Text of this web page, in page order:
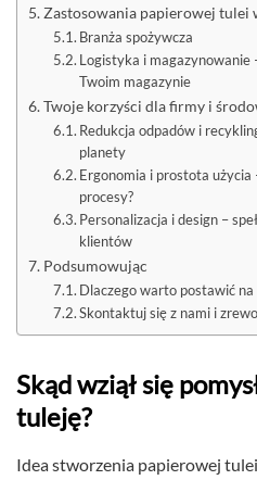
Zastosowania papierowej tulei
Branża spożywcza
Logistyka i magazynowanie
Twoim magazynie
Twoje korzyści dla firmy i
Redukcja odpadów i
planety
Ergonomia i prostota użycia
procesy?
Personalizacja i design –
klientów
Podsumowując
Dlaczego warto postawić
Skontaktuj się z nami i
Skąd wziął się
tuleję?
Idea stworzenia papierowej